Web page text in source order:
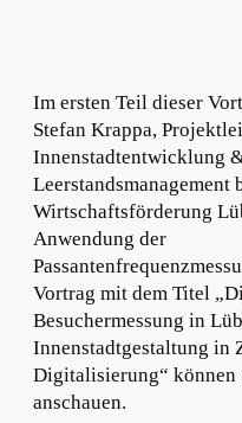
Im ersten Teil dieser
Stefan Krappa,
Innenstadtentwicklung
Leerstandsmanagement
Wirtschaftsförderung
Anwendung der
Vortrag mit dem Titel
Besuchermessung in
Innenstadtgestaltung in
Digitalisierung“ können
anschauen.